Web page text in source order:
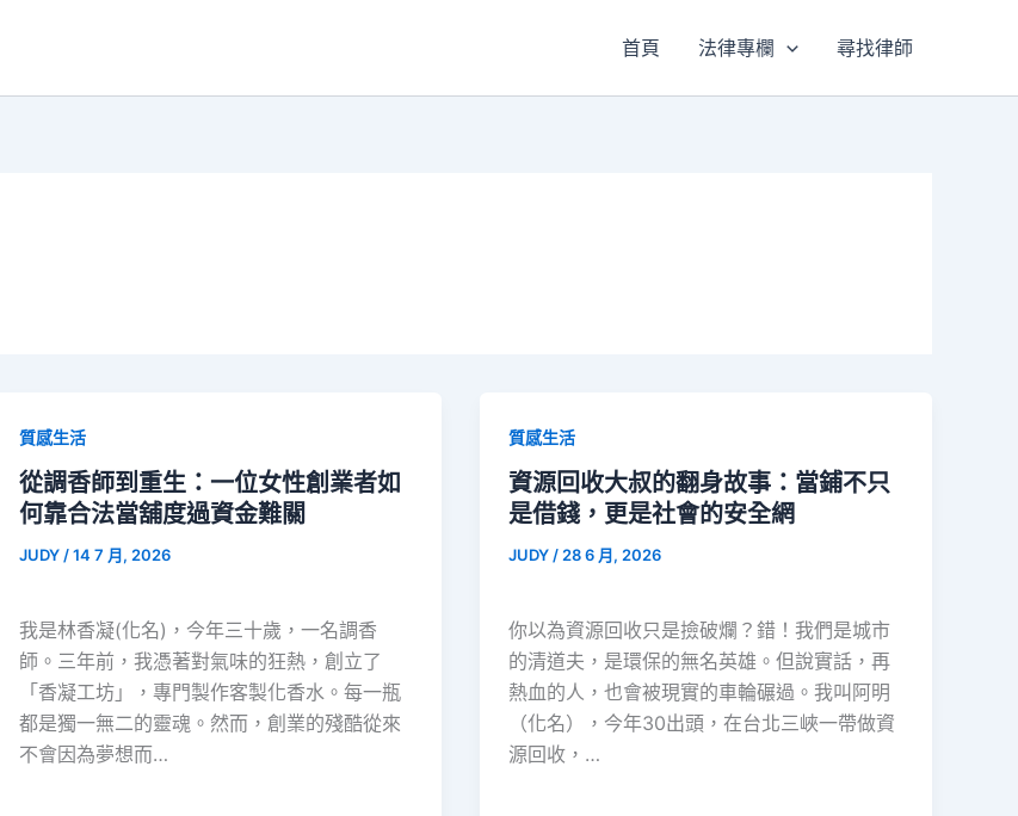
首頁 法律專欄 尋找律師
質感生活
從調香師到重生：一位女性創業者如
何靠合法當舖度過資金難關
JUDY /14 7 月, 2026
我是林香凝(化名)，今年三十歲，一名調香
師。三年前，我憑著對氣味的狂熱，創立了
「香凝工坊」，專門製作客製化香水。每一瓶
都是獨一無二的靈魂。然而，創業的殘酷從來
不會因為夢想而…
質感生活
資源回收大叔的翻身故事：當鋪不只
是借錢，更是社會的安全網
JUDY / 28 6 月, 2026
你以為資源回收只是撿破爛？錯！我們是城市
的清道夫，是環保的無名英雄。但說實話，再
熱血的人，也會被現實的車輪碾過。我叫阿明
（化名），今年30出頭，在台北三峽一帶做資
源回收，…